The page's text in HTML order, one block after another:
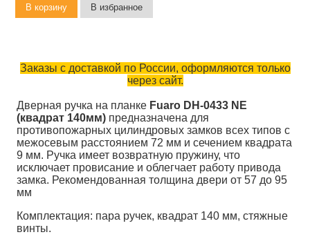
Заказы с доставкой по России, оформляются только
через сайт.
Дверная ручка на планке Fuaro DH-0433 NE
(квадрат 140мм) предназначена для
противопожарных цилиндровых замков всех типов с
межосевым расстоянием 72 мм и сечением квадрата
9 мм. Ручка имеет возвратную пружину, что
исключает провисание и облегчает работу привода
замка. Рекомендованная толщина двери от 57 до 95
мм
Комплектация: пара ручек, квадрат 140 мм, стяжные
винты.